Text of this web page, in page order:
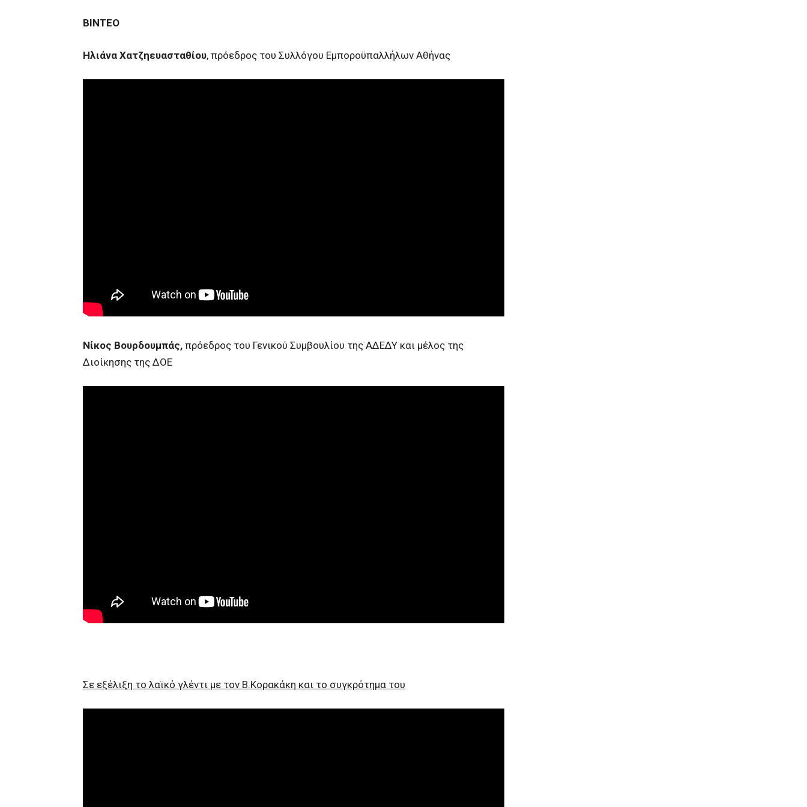
ΒΙΝΤΕΟ
Ηλιάνα Χατζηευασταθίου, πρόεδρος του Συλλόγου Εμποροϋπαλλήλων Αθήνας
Νίκος Βουρδουμπάς, πρόεδρος του Γενικού Συμβουλίου της ΑΔΕΔΥ και μέλος της
Διοίκησης της ΔΟΕ
Σε εξέλιξη το λαϊκό γλέντι με τον Β.Κορακάκη και το συγκρότημα του